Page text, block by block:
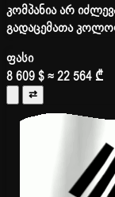
კომპანია არ
გადაცემათა
ფასი
8 609 $≈ 22 564 ₾
⇄